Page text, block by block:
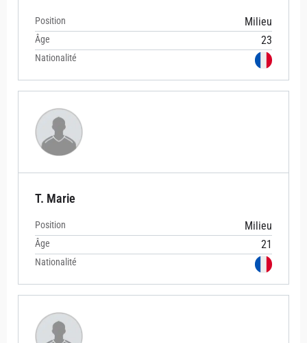
Position Milieu
Âge 23
Nationalité
T. Marie
Position Milieu
Âge 21
Nationalité